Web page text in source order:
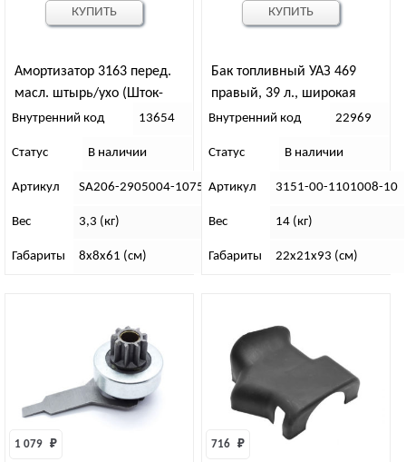
Амортизатор 3163 перед.
масл. штырь/ухо (Шток-
Авто) (со втулками)
Внутренний код 13654
Статус В наличии
Артикул SA206-2905004-10750
Вес 3,3 (кг)
Габариты 8х8х61 (см)
КУПИТЬ
Бак топливный УАЗ 469
правый, 39 л., широкая
горловина (Бакор)
Внутренний код 22969
Статус В наличии
Артикул 3151-00-1101008-10
Вес 14 (кг)
Габариты 22х21х93 (см)
КУПИТЬ
1 079 ₽ 716 ₽